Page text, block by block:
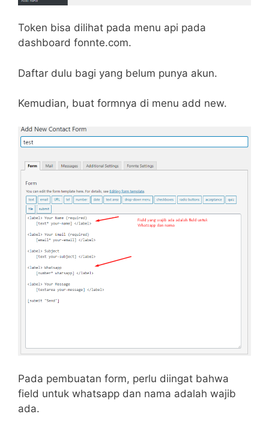
Token bisa dilihat pada menu api pada
dashboard fonnte.com.
Daftar dulu bagi yang belum punya akun.
Kemudian, buat formnya di menu add new.
Pada pembuatan form, perlu diingat bahwa
field untuk whatsapp dan nama adalah wajib
ada.